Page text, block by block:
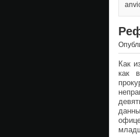
Как
как